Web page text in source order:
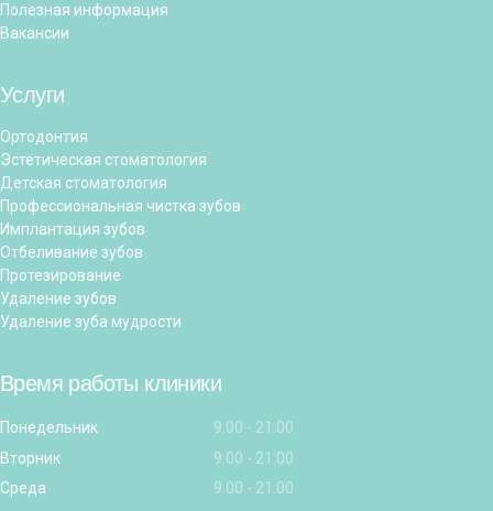
Полезная информация
Вакансии
Услуги
Ортодонтия
Эстетическая стоматология
Детская стоматология
Профессиональная чистка зубов
Имплантация зубов
Отбеливание зубов
Протезирование
Удаление зубов
Удаление зуба мудрости
Время работы клиники
Понедельник
9:00 - 21:00
Вторник
9:00 - 21:00
Среда
9:00 - 21:00